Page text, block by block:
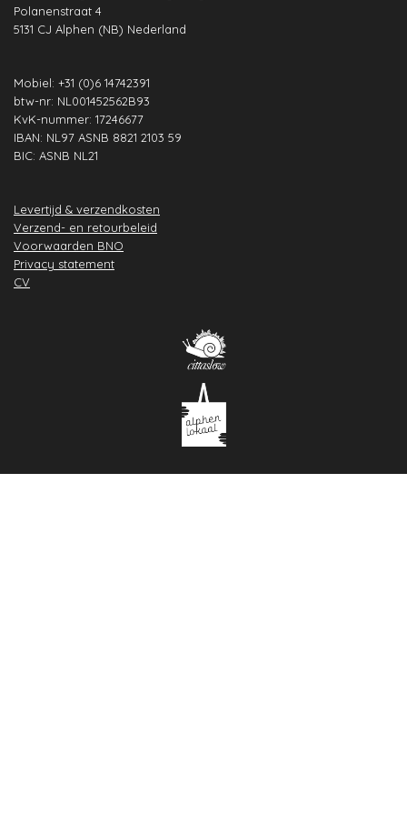
m
Polanenstraat 4
5131 CJ Alphen (NB) Nederland
Mobiel: +31 (0)6 14742391
btw-nr: NL001452562B93
KvK-nummer: 17246677
IBAN: NL97 ASNB 8821 2103 59
BIC: ASNB NL21
Levertijd & verzendkosten
Verzend- en retourbeleid
Voorwaarden BNO
Privacy statement
CV